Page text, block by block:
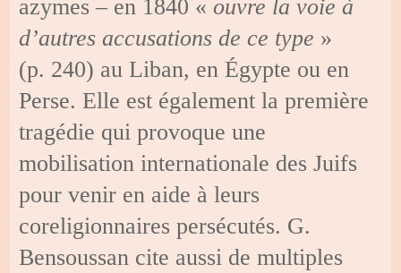
azymes – en 1840 «ouvre la voie à
d’autres accusations de ce type »
(p. 240) au Liban, en Égypte ou en
Perse. Elle est également la première
tragédie qui provoque une
mobilisation internationale des Juifs
pour venir en aide à leurs
coreligionnaires persécutés. G.
Bensoussan cite aussi de multiples